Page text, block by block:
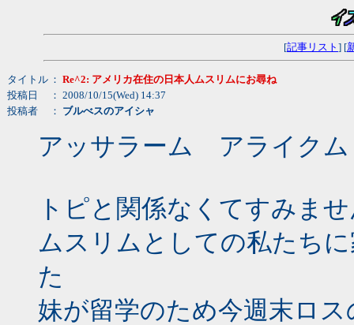
[記事リスト ] [
タイトル ： Re^2: アメリカ在住の日本人ムスリムにお尋ね
投稿日
： 2008/10/15(Wed) 14:37
投稿者
： ブルべスのアイシャ
アッサラーム アライクム
トピと関係なくてすみま
ムスリムとしての私たち
た
妹が留学のため今週末ロ